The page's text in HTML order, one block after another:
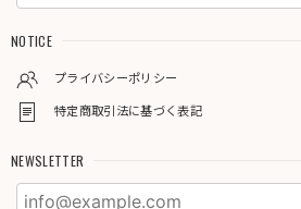
NOTICE
プライバシーポリシー
特定商取引法に基づく表記
NEWSLETTER